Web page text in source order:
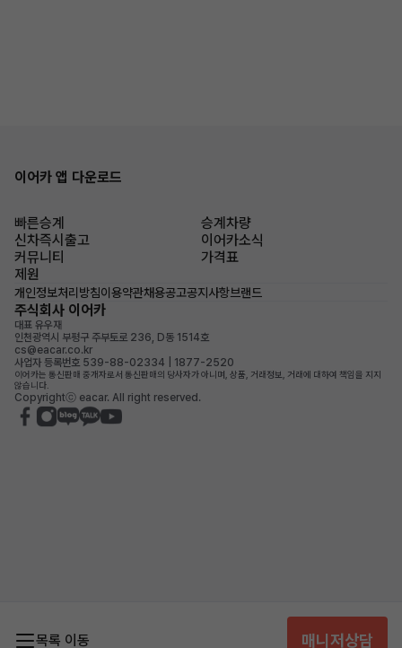
목록 이동 매니저상담
이어카 앱 다운로드
빠른승계
승계차량
신차즉시출고
이어카소식
커뮤니티
가격표
제원
개인정보처리방침이용약관채용공고공지사항브랜드
주식회사 이어카
대표 유우재
인천광역시 부평구 주부토로 236, D동 1514호
cs@eacar.co.kr
사업자 등록번호 539-88-02334 | 1877-2520
이어카는 통신판매 중개자로서 통신판매의 당사자가 아니며, 상품, 거래정보, 거래에 대하여 책임을 지지
않습니다.
Copyrightⓒ eacar. All right reserved.